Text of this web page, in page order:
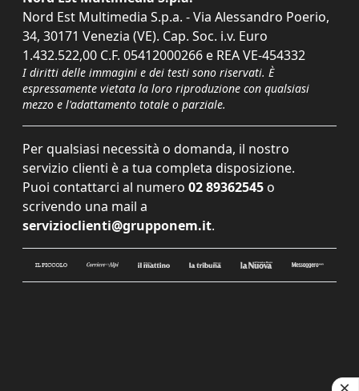
Nord Est Multimedia S.p.a. - Via Alessandro Poerio,
34, 30171 Venezia (VE). Cap. Soc. i.v. Euro
1.432.522,00 C.F. 05412000266 e REA VE-454332
I diritti delle immagini e dei testi sono riservati. È
espressamente vietata la loro riproduzione con qualsiasi
mezzo e l'adattamento totale o parziale.
Per qualsiasi necessità o domanda, il nostro
servizio clienti è a tua completa disposizione.
Puoi contattarci al numero 02 89362545 o
scrivendo una mail a
servizioclienti@grupponem.it.